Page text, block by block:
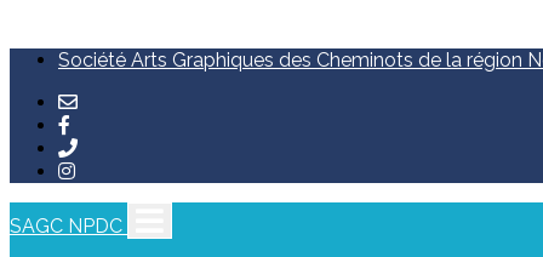
Société Arts Graphiques des Cheminots de la région
SAGC NPDC